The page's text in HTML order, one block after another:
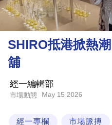
市
理
財
科
SHIRO抵港掀熱
舖
經一編輯部
市場動態 May 15 2026
經一專欄 市場脈搏